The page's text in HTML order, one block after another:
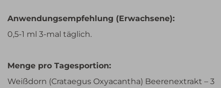
Anwendungsempfehlung (Erwachsene):
0,5-1 ml 3-mal täglich.
Menge pro Tagesportion:
Weißdorn (Crataegus Oxyacantha) Beerenextrakt – 3